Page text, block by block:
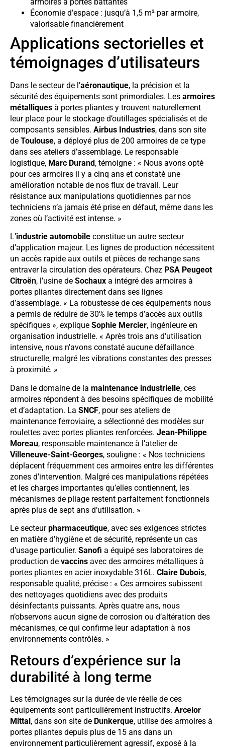
Économie d’espace : jusqu’à 1,5 m² par armoire,
valorisable financièrement
Applications sectorielles et
témoignages d’utilisateurs
Dans le secteur de l’aéronautique, la précision et la
sécurité des équipements sont primordiales. Les armoires
métalliques à portes pliantes y trouvent naturellement
leur place pour le stockage d’outillages spécialisés et de
composants sensibles. Airbus Industries, dans son site
de Toulouse, a déployé plus de 200 armoires de ce type
dans ses ateliers d’assemblage. Le responsable
logistique, Marc Durand, témoigne : « Nous avons opté
pour ces armoires il y a cinq ans et constaté une
amélioration notable de nos flux de travail. Leur
résistance aux manipulations quotidiennes par nos
techniciens n’a jamais été prise en défaut, même dans les
zones où l’activité est intense. »
L’industrie automobile constitue un autre secteur
d’application majeur. Les lignes de production nécessitent
un accès rapide aux outils et pièces de rechange sans
entraver la circulation des opérateurs. Chez PSA Peugeot
Citroën, l’usine de Sochaux a intégré des armoires à
portes pliantes directement dans ses lignes
d’assemblage. « La robustesse de ces équipements nous
a permis de réduire de 30% le temps d’accès aux outils
spécifiques », explique Sophie Mercier, ingénieure en
organisation industrielle. « Après trois ans d’utilisation
intensive, nous n’avons constaté aucune défaillance
structurelle, malgré les vibrations constantes des presses
à proximité. »
Dans le domaine de la maintenance industrielle, ces
armoires répondent à des besoins spécifiques de mobilité
et d’adaptation. La SNCF, pour ses ateliers de
maintenance ferroviaire, a sélectionné des modèles sur
roulettes avec portes pliantes renforcées. Jean-Philippe
Moreau, responsable maintenance à l’atelier de
Villeneuve-Saint-Georges, souligne : « Nos techniciens
déplacent fréquemment ces armoires entre les différentes
zones d’intervention. Malgré ces manipulations répétées
et les charges importantes qu’elles contiennent, les
mécanismes de pliage restent parfaitement fonctionnels
après plus de sept ans d’utilisation. »
Le secteurpharmaceutique, avec ses exigences strictes
en matière d’hygiène et de sécurité, représente un cas
d’usage particulier. Sanofi a équipé ses laboratoires de
production de vaccins avec des armoires métalliques à
portes pliantes en acier inoxydable 316L. Claire Dubois,
responsable qualité, précise : « Ces armoires subissent
des nettoyages quotidiens avec des produits
désinfectants puissants. Après quatre ans, nous
n’observons aucun signe de corrosion ou d’altération des
mécanismes, ce qui confirme leur adaptation à nos
environnements contrôlés. »
Retours d’expérience sur la
durabilité à long terme
Les témoignages sur la durée de vie réelle de ces
équipements sont particulièrement instructifs. Arcelor
Mittal, dans son site de Dunkerque, utilise des armoires à
portes pliantes depuis plus de 15 ans dans un
environnement particulièrement agressif, exposé à la